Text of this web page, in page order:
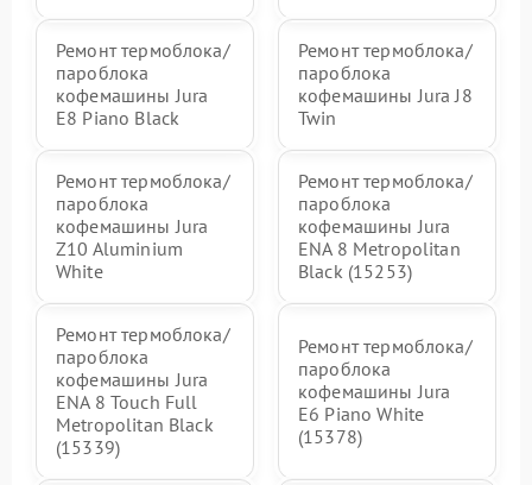
Ремонт термоблока/
пароблока
кофемашины Jura
E8 Piano Black
Ремонт термоблока/
пароблока
кофемашины Jura J8
Twin
Ремонт термоблока/
пароблока
кофемашины Jura
Z10 Aluminium
White
Ремонт термоблока/
пароблока
кофемашины Jura
ENA 8 Metropolitan
Black (15253)
Ремонт термоблока/
пароблока
кофемашины Jura
ENA 8 Touch Full
Metropolitan Black
(15339)
Ремонт термоблока/
пароблока
кофемашины Jura
E6 Piano White
(15378)